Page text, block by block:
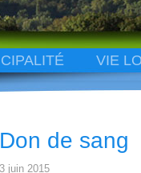
VIE
Don de sang
3 juin 2015